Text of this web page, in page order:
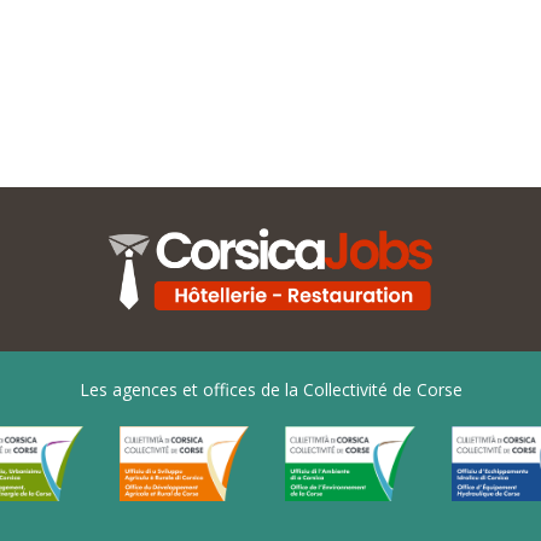
Les agences et offices de la Collectivité de Corse